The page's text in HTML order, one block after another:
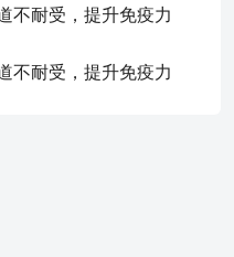
不耐受，提升免疫力
不耐受，提升免疫力